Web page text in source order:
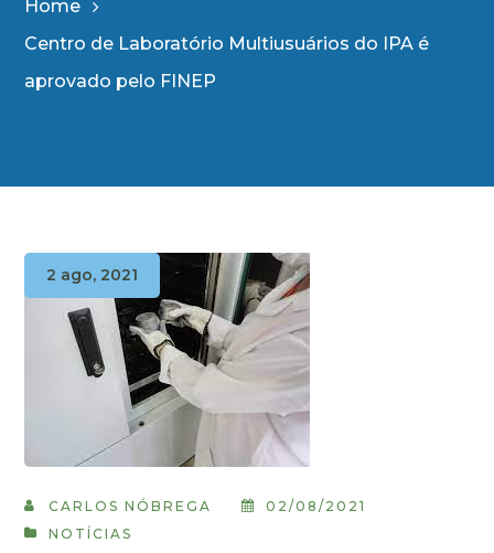
Home
Centro de Laboratório Multiusuários do IPA é
aprovado pelo FINEP
2 ago, 2021
CARLOS NÓBREGA
02/08/2021
NOTÍCIAS